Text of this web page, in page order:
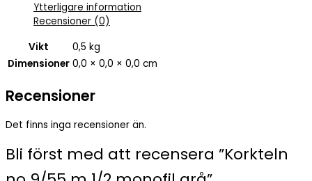
Ytterligare information
Recensioner (0)
Vikt
0,5 kg
Dimensioner 0,0 × 0,0 × 0,0 cm
Recensioner
Det finns inga recensioner än.
Bli först med att recensera ”Korkteln